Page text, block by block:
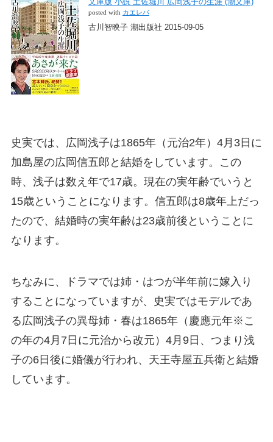
posted with カエレバ
古川智映子 潮出版社 2015-09-05
史実では、広岡浅子は1865年（元治2年）4月3日に
加島屋の広岡信五郎と結婚をしています。この
時、浅子は数え年で17歳。現在の実年齢でいうと
15歳ということになります。信五郎は8歳年上だっ
たので、結婚時の実年齢は23歳前後ということに
なります。
ちなみに、ドラマでは姉・はつが半年前に嫁入り
することになっていますが、史実ではモデルであ
る広岡浅子の異母姉・春は1865年（慶應元年※こ
の年の4月7日に元治から改元）4月9日、つまり浅
子の6日後に婚儀が行われ、天王寺屋五兵衛と結婚
しています。